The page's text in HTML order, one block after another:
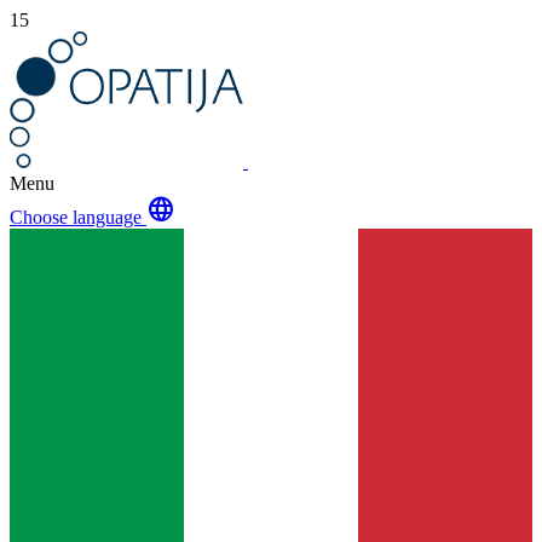
15
Menu
Choose language language